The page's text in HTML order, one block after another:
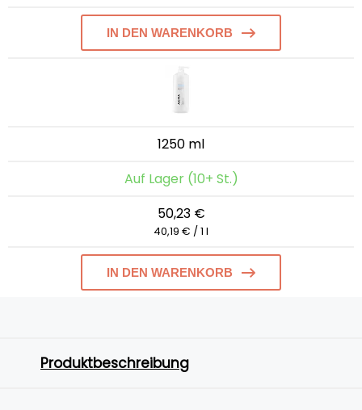
IN DEN WARENKORB
1250 ml
Auf Lager (10+ St.)
50,23 €
40,19 € / 1 l
IN DEN WARENKORB
Produktbeschreibung